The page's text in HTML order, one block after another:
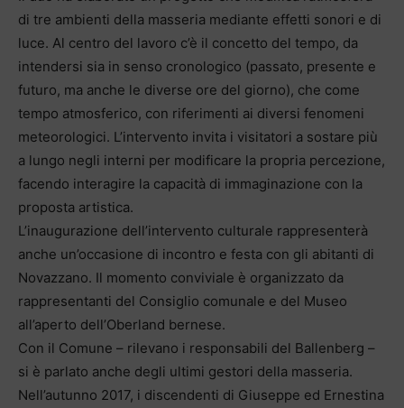
di tre ambienti della masseria mediante effetti sonori e di
luce. Al centro del lavoro c’è il concetto del tempo, da
intendersi sia in senso cronologico (passato, presente e
futuro, ma anche le diverse ore del giorno), che come
tempo atmosferico, con riferimenti ai diversi fenomeni
meteorologici. L’intervento invita i visitatori a sostare più
a lungo negli interni per modificare la propria percezione,
facendo interagire la capacità di immaginazione con la
proposta artistica.
L’inaugurazione dell’intervento culturale rappresenterà
anche un’occasione di incontro e festa con gli abitanti di
Novazzano. Il momento conviviale è organizzato da
rappresentanti del Consiglio comunale e del Museo
all’aperto dell’Oberland bernese.
Con il Comune – rilevano i responsabili del Ballenberg –
si è parlato anche degli ultimi gestori della masseria.
Nell’autunno 2017, i discendenti di Giuseppe ed Ernestina